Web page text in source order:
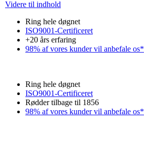
Videre til indhold
Ring hele døgnet
ISO9001-Certificeret
+20 års erfaring
98% af vores kunder vil anbefale os*
Ring hele døgnet
ISO9001-Certificeret
Rødder tilbage til 1856
98% af vores kunder vil anbefale os*